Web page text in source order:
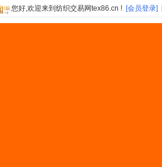
您好,欢迎来到纺织交易网tex86.cn ! [会员登录]